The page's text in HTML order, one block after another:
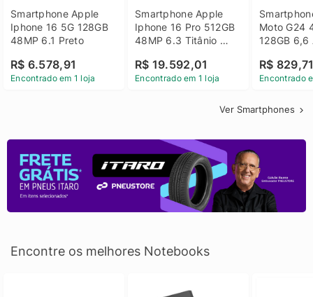
Smartphone Apple
Iphone 16 5G 128GB
48MP 6.1 Preto
R$ 6.578,91
Encontrado em 1 loja
Smartphone Apple
Iphone 16 Pro 512GB
48MP 6.3 Titânio
R$ 19.592,01
Encontrado em 1 loja
Moto G24
128GB 6,6
R$
Encontrado
Ver Smartphones
Encontre os melhores Notebooks